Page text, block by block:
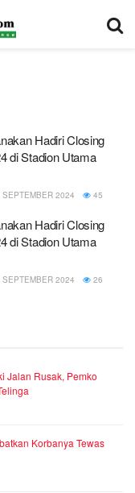
Hadiri Closing
di Stadion Utama
SEPTEMBER 2024 45
Hadiri Closing
di Stadion Utama
SEPTEMBER 2024 26
Jalan Rusak, Pemko
Korbanya Tewas